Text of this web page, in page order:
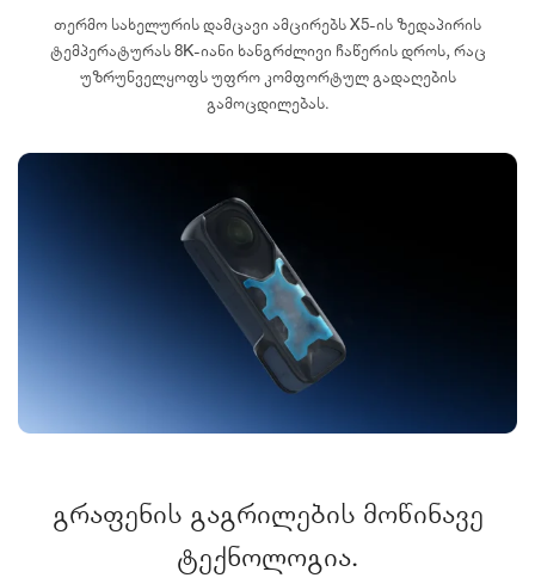
თერმო სახელურის დამცავი ამცირებს X5-ის ზედაპირის
ტემპერატურას 8K-იანი ხანგრძლივი ჩაწერის დროს, რაც
უზრუნველყოფს უფრო კომფორტულ გადაღების
გამოცდილებას.
გრაფენის გაგრილების მოწინავე
ტექნოლოგია.